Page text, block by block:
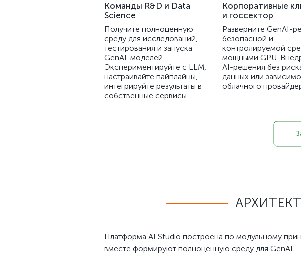
Команды R&D и Data
Science
Получите полноценную
среду для исследований,
тестирования и запуска
GenAI-моделей.
Экспериментируйте с LLM,
настраивайте пайплайны,
интегрируйте результаты в
собственные сервисы
Корпоративные
и госсектор
Разверните GenAI-
безопасной и
контролируемой
мощными GPU.
AI-решения без
данных или
облачного
Платформа AI Studio построена по модульному
вместе формируют полноценную среду для GenAI